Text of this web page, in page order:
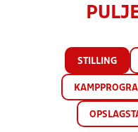
STILLING